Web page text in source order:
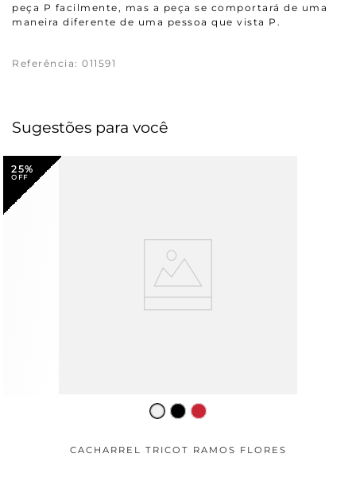
peça P facilmente, mas a peça se comportará de uma
maneira diferente de uma pessoa que vista P.
Referência: 011591
Sugestões para você
25%
CACHARREL TRICOT RAMOS FLORES